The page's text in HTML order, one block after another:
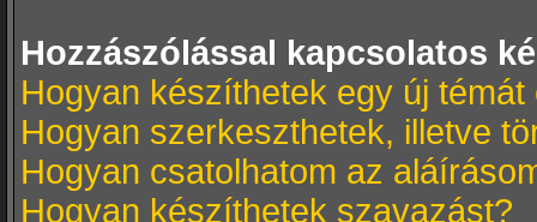
Hozzászólással kapcsolatos
Hogyan készíthetek egy új
Hogyan szerkeszthetek, illetve
Hogyan csatolhatom az
Hogyan készíthetek szavazást?